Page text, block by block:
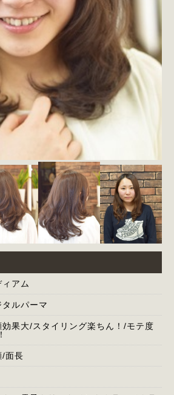
ィアム
タルパーマ
効果大/スタイリング楽ちん！/モテ度
/面長